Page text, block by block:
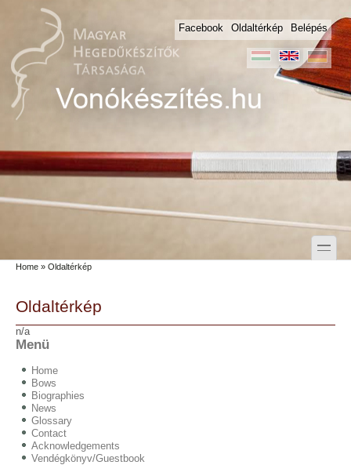
Skip to main content
Skip to search
Facebook
Oldaltérkép Belépés
toggle
Secondary menu
Home » Oldaltérkép
Oldaltérkép
n/a
Menü
Home
Bows
Biographies
News
Glossary
Contact
Acknowledgements
Vendégkönyv/Guestbook